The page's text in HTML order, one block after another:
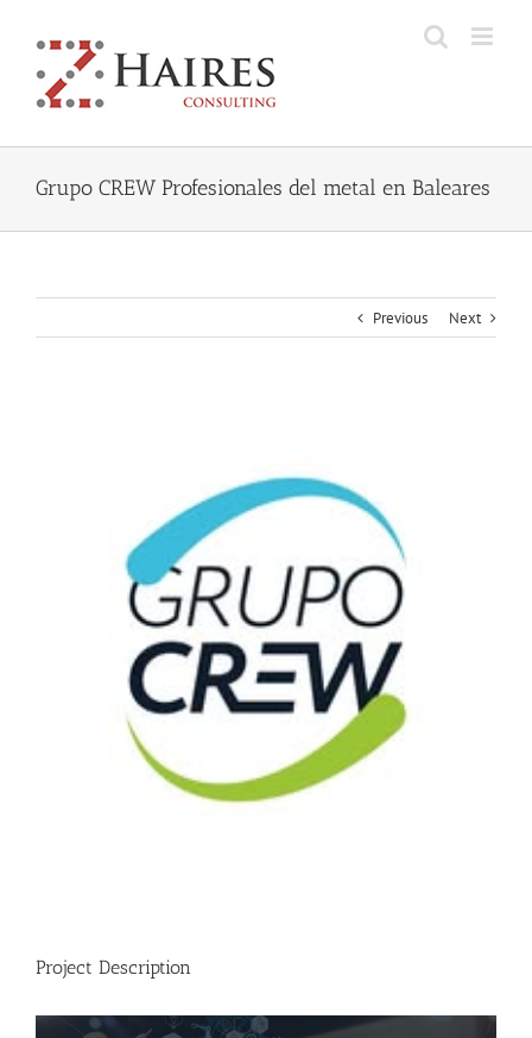
content
Grupo CREW Profesionales del metal en Baleares
Previous Next
Project Description